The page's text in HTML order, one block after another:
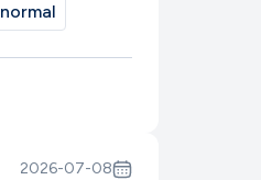
normal
2026-07-08